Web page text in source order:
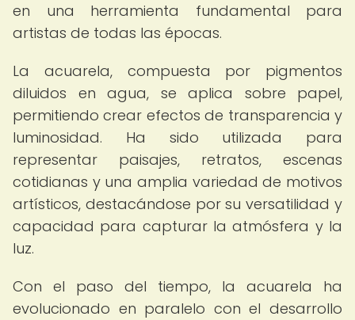
en una herramienta fundamental para
artistas de todas las épocas.
La acuarela, compuesta por pigmentos
diluidos en agua, se aplica sobre papel,
permitiendo crear efectos de transparencia y
luminosidad. Ha sido utilizada para
representar paisajes, retratos, escenas
cotidianas y una amplia variedad de motivos
artísticos, destacándose por su versatilidad y
capacidad para capturar la atmósfera y la
luz.
Con el paso del tiempo, la acuarela ha
evolucionado en paralelo con el desarrollo